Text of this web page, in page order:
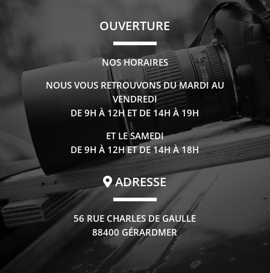
OUVERTURE
NOS HORAIRES
NOUS VOUS RETROUVONS DU MARDI AU
VENDREDI
DE 9H À 12H ET DE 14H À 19H
ET LE SAMEDI
DE 9H À 12H ET DE 14H À 18H
ADRESSE
56 RUE CHARLES DE GAULLE
88400 GÉRARDMER